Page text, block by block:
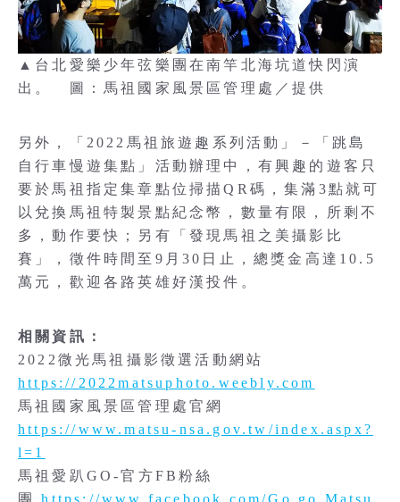
▲台北愛樂少年弦樂團在南竿北海坑道快閃演
出。 圖：馬祖國家風景區管理處／提供
另外，「2022馬祖旅遊趣系列活動」－「跳島
自行車慢遊集點」活動辦理中，有興趣的遊客只
要於馬祖指定集章點位掃描QR碼，集滿3點就可
以兌換馬祖特製景點紀念幣，數量有限，所剩不
多，動作要快；另有「發現馬祖之美攝影比
賽」，徵件時間至9月30日止，總獎金高達10.5
萬元，歡迎各路英雄好漢投件。
相關資訊：
2022微光馬祖攝影徵選活動網站
https://2022matsuphoto.weebly.com
馬祖國家風景區管理處官網
https://www.matsu-nsa.gov.tw/index.aspx?
l=1
馬祖愛趴GO-官方FB粉絲
團https://www.facebook.com/Go.go.Matsu